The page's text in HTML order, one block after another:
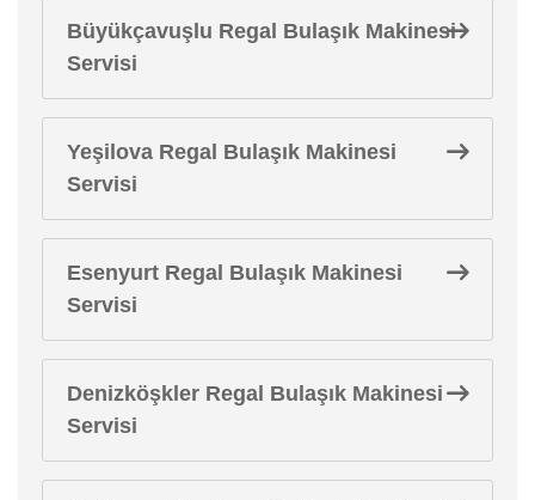
Büyükçavuşlu Regal Bulaşık Makinesi
Servisi
Yeşilova Regal Bulaşık Makinesi
Servisi
Esenyurt Regal Bulaşık Makinesi
Servisi
Denizköşkler Regal Bulaşık Makinesi
Servisi